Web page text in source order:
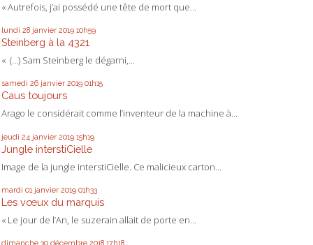
« Autrefois, j’ai possédé une tête de mort que...
lundi 28 janvier 2019 10h59
Steinberg à la 4321
« (…) Sam Steinberg le dégarni,...
samedi 26 janvier 2019 01h15
Caus toujours
Arago le considérait comme l’inventeur de la machine à...
jeudi 24 janvier 2019 15h19
Jungle interstiCielle
Image de la jungle interstiCielle. Ce malicieux carton...
mardi 01 janvier 2019 01h33
Les vœux du marquis
« Le jour de l’An, le suzerain allait de porte en...
dimanche 30 décembre 2018 17h18